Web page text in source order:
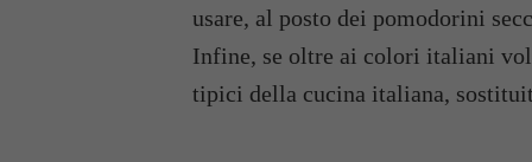
usare, al posto dei pomodorini
Infine, se oltre ai colori italiani
tipici della cucina italiana,